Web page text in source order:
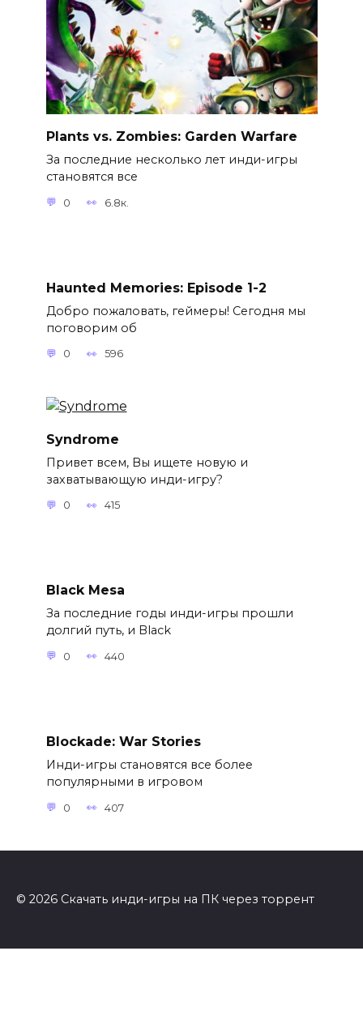
Plants vs. Zombies: Garden Warfare
За последние несколько лет инди-игры
становятся все
0 6.8к.
Haunted Memories: Episode 1-2
Добро пожаловать, геймеры! Сегодня мы
поговорим об
0 596
Syndrome
Привет всем, Вы ищете новую и
захватывающую инди-игру?
0 415
Black Mesa
За последние годы инди-игры прошли
долгий путь, и Black
0 440
Blockade: War Stories
Инди-игры становятся все более
популярными в игровом
0 407
© 2026 Скачать инди-игры на ПК через торрент